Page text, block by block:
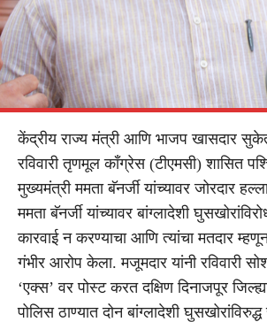
केंद्रीय राज्य मंत्री आणि भाजप खासदार
रविवारी तृणमूल काँग्रेस (टीएमसी) शासित
मुख्यमंत्री ममता बॅनर्जी यांच्यावर जोरदार
ममता बॅनर्जी यांच्यावर बांग्लादेशी
कारवाई न करण्याचा आणि त्यांचा मतदार
गंभीर आरोप केला. मजूमदार यांनी रविवारी
‘एक्स’ वर पोस्ट करत दक्षिण दिनाजपूर
पोलिस ठाण्यात दोन बांग्लादेशी घुसखोरांविरुद्ध